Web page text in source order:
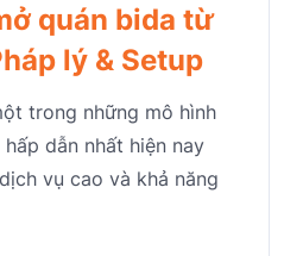
quán bida từ
lý & Setup
trong những mô hình
dẫn nhất hiện nay
vụ cao và khả năng